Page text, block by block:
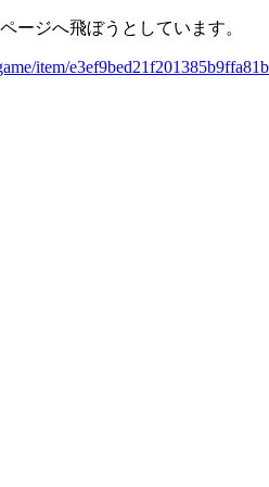
ージへ飛ぼうとしています。
item/